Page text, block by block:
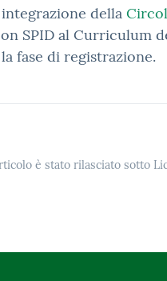
della
SPID al Curriculum
fase di registrazione.
è stato rilasciato sotto